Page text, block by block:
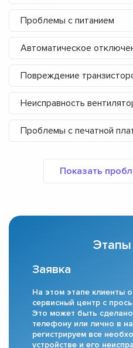
Проблемы с питанием
Автоматическое
Повреждение
Неисправность
Проблемы с печатной
Этапы
Заявка
На этом этапе клиенты
сервисный центр с
Это может быть
телефону или лично в
регистрируем все
устройстве и его